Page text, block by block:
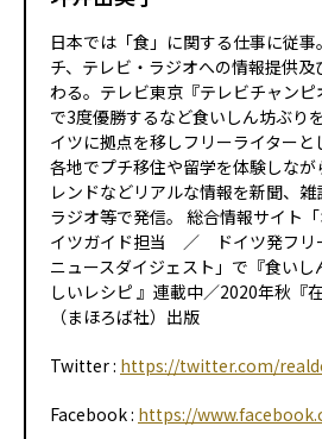
日本では「食」に関する仕事に従
チ、テレビ・ラジオへの情報提供
わる。テレビ東京『テレビチャンピ
で3度優勝するなど食いしん坊ぶり
イツに拠点を移しフリーライター
各地でプチ移住や留学を体験しな
レンドなどリアルな情報を新聞、雑
ラジオ等で発信。 総合情報サイト
イツガイド担当 ／ ドイツ発フリ
ニュースダイジェスト」で『食い
しいレシピ 』連載中／2020年秋『
（まほろば社）出版
Twitter : https://twitter.com/
Facebook : https://